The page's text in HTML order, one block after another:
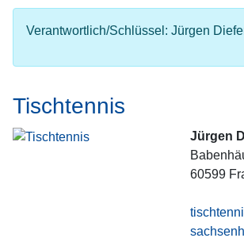
Verantwortlich/Schlüssel: Jürgen
Tischtennis
Jürgen
60599